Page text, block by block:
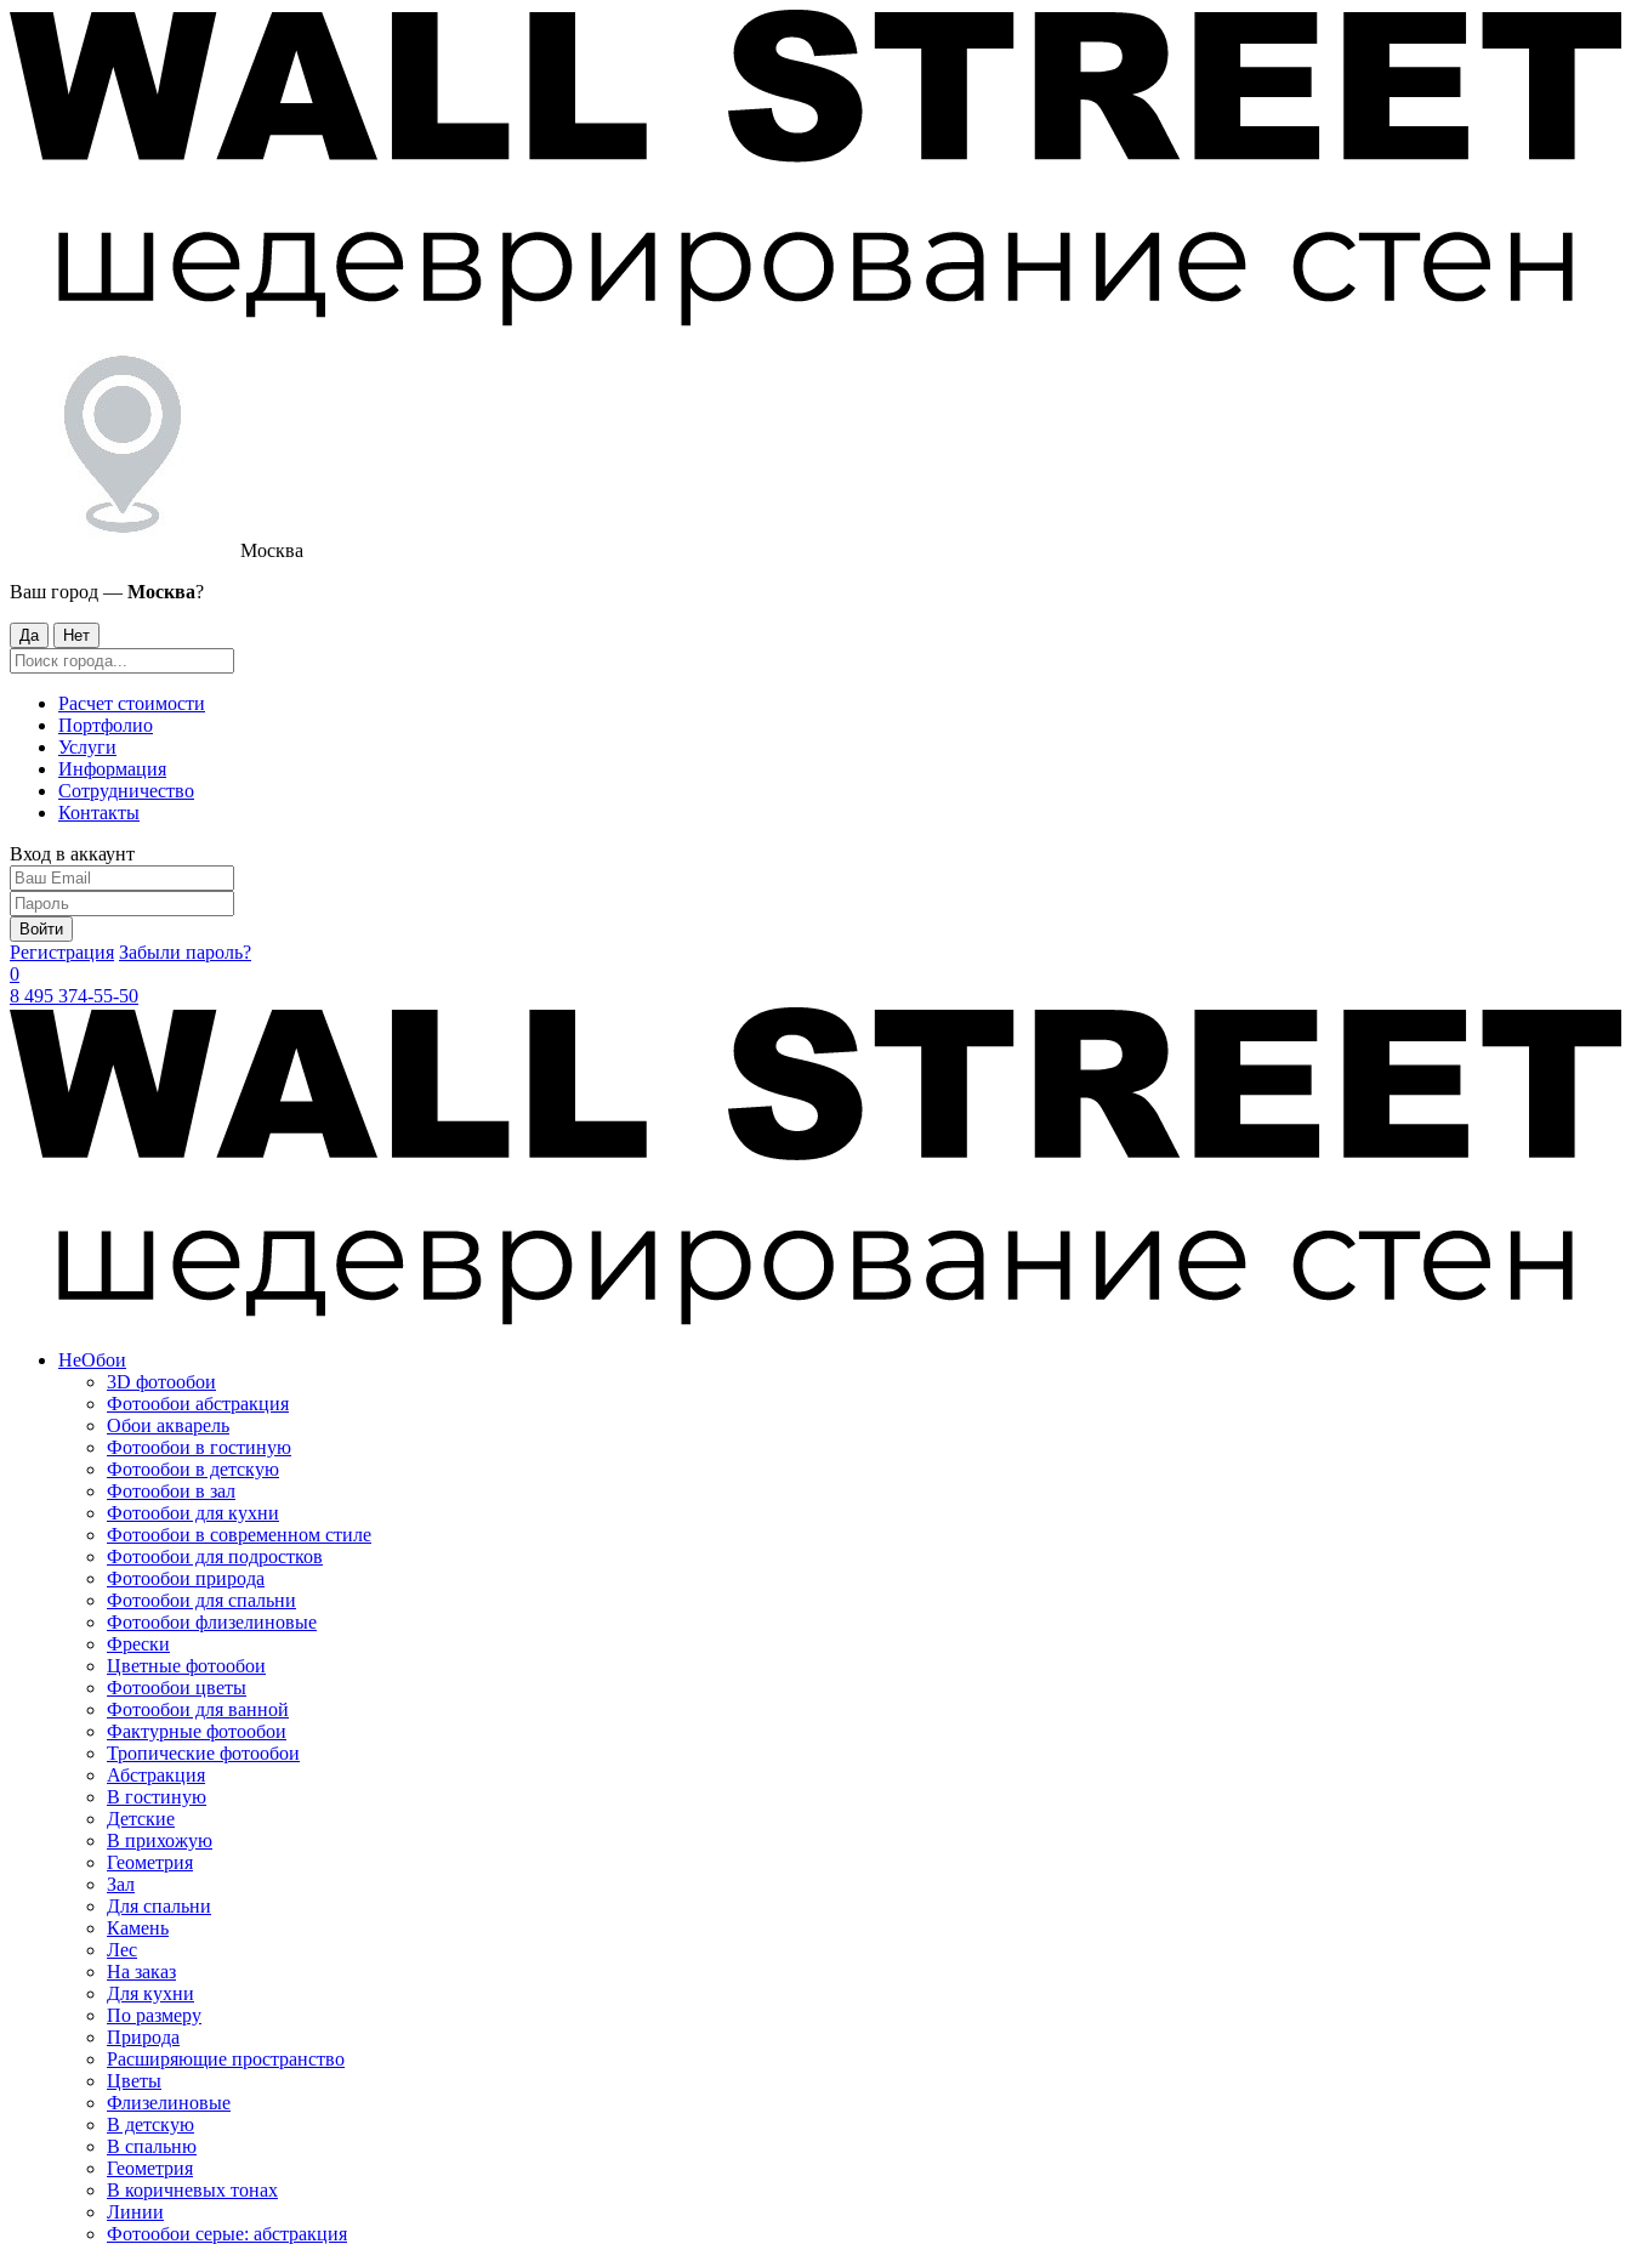
Москва
Ваш город — Москва?
Да Нет
Расчет стоимости
Портфолио
Услуги
Информация
Сотрудничество
Контакты
Вход в аккаунт
Войти
Регистрация Забыли пароль?
0
8 495 374-55-50
НеОбои
3D фотообои
Фотообои абстракция
Обои акварель
Фотообои в гостиную
Фотообои в детскую
Фотообои в зал
Фотообои для кухни
Фотообои в современном стиле
Фотообои для подростков
Фотообои природа
Фотообои для спальни
Фотообои флизелиновые
Фрески
Цветные фотообои
Фотообои цветы
Фотообои для ванной
Фактурные фотообои
Тропические фотообои
Абстракция
В гостиную
Детские
В прихожую
Геометрия
Зал
Для спальни
Камень
Лес
На заказ
Для кухни
По размеру
Природа
Расширяющие пространство
Цветы
Флизелиновые
В детскую
В спальню
Геометрия
В коричневых тонах
Линии
Фотообои серые: абстракция